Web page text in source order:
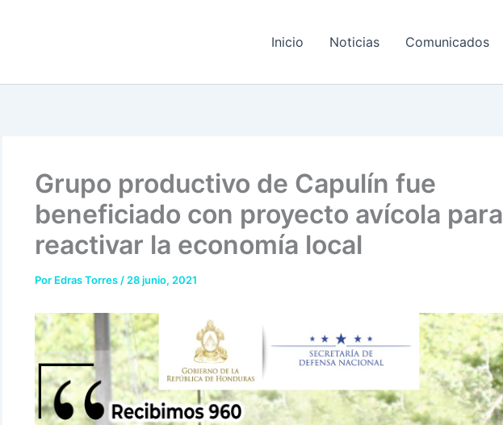
Inicio Noticias Comunicados
Grupo productivo de Capulín fue
beneficiado con proyecto avícola para
reactivar la economía local
Por Edras Torres / 28 junio, 2021